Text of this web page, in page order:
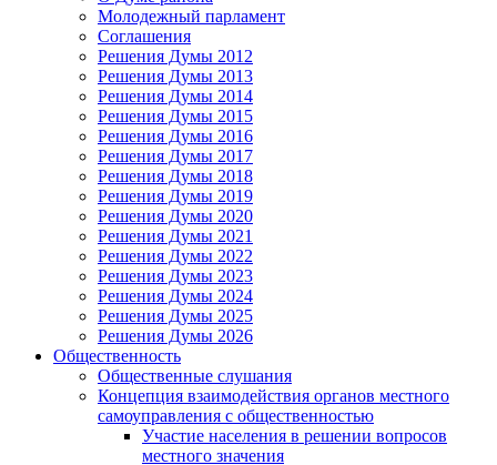
Молодежный парламент
Соглашения
Решения Думы 2012
Решения Думы 2013
Решения Думы 2014
Решения Думы 2015
Решения Думы 2016
Решения Думы 2017
Решения Думы 2018
Решения Думы 2019
Решения Думы 2020
Решения Думы 2021
Решения Думы 2022
Решения Думы 2023
Решения Думы 2024
Решения Думы 2025
Решения Думы 2026
Общественность
Общественные слушания
Концепция взаимодействия органов местного
самоуправления с общественностью
Участие населения в решении вопросов
местного значения